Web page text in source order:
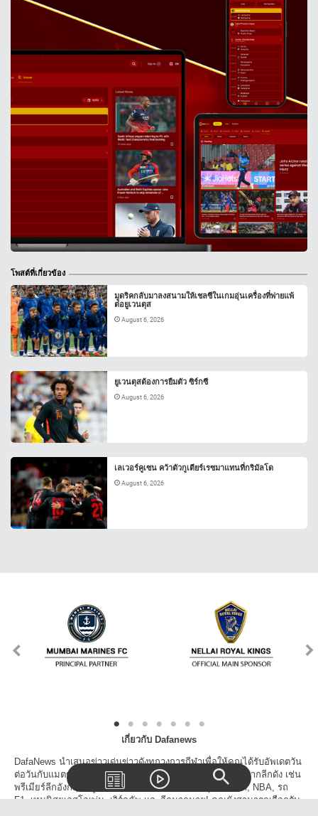
โพสต์ที่เกี่ยวข้อง
มูดริคกลับมาลงสนามให้เชลซีในเกมอุ่นเครื่องที่พ่ายแพ้
ต่อยูเวนตุส
August 6, 2026
ยูเวนตุสต้องการยืมตัว ซิร์กซี
August 6, 2026
เลเวอร์คูเซน คว้าตัวกูเตียร์เรซมาแทนที่กริมัลโด
August 6, 2026
เกี่ยวกับ Dafanews
DafaNews นำเสนอข่าวเด่นข่าวดังทุกวงการกีฬาเพื่อให้คุณได้รับอัพเดตวัน
ต่อวันกับแมตช์, สกอร์, ตารางแข่งขัน และเรื่องราวน่าสนใจจากลีกดัง เช่น
พรีเมียร์ลีกอังกฤษ, ยูฟ่า แชมเปี้ยนส์ลีก, ลาลีก้า, บุนเดสลีก้า, NBA, รถ
F1, เทนนิสยูเอสโอเพ่น, เวิร์ลคัพ และอีกมากมาย! คุณยังสามารถเลือกรับ